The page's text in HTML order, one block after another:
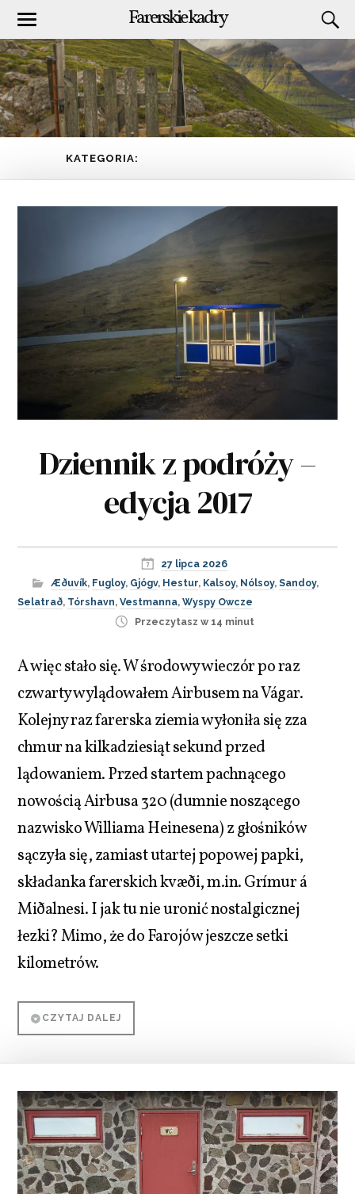
Farerskie kadry
KATEGORIA:
Dziennik z podróży –
edycja 2017
27 lipca 2026
Æðuvík, Fugloy, Gjógv, Hestur, Kalsoy, Nólsoy,Sandoy,
Selatrað, Tórshavn,Vestmanna,Wyspy Owcze
Przeczytasz w 14 minut
A więc stało się. W środowy wieczór po raz
czwarty wylądowałem Airbusem na Vágar.
Kolejny raz farerska ziemia wyłoniła się zza
chmur na kilkadziesiąt sekund przed
lądowaniem. Przed startem pachnącego
nowością Airbusa 320 (dumnie noszącego
nazwisko Williama Heinesena) z głośników
sączyła się, zamiast utartej popowej papki,
składanka farerskich kvæði, m.in. Grímur á
Miðalnesi. I jak tu nie uronić nostalgicznej
łezki? Mimo, że do Farojów jeszcze setki
kilometrów.
CZYTAJ DALEJ